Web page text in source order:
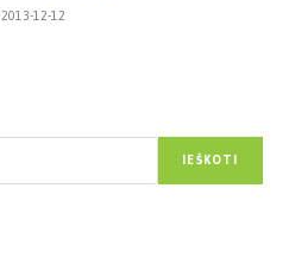
2013-12-12
IEŠKOTI